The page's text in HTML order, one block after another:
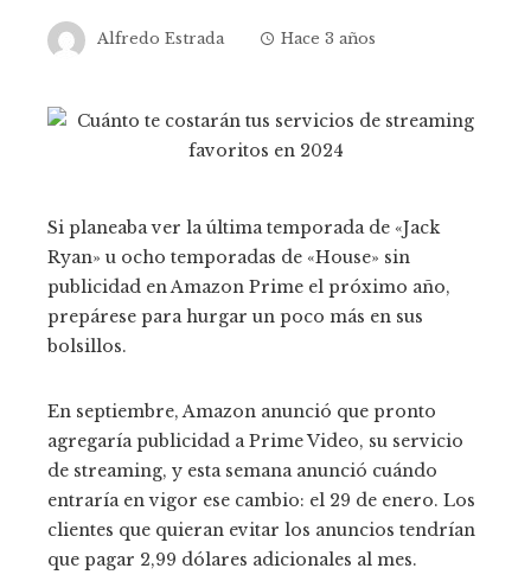
Alfredo Estrada Hace 3 años
Si planeaba ver la última temporada de «Jack
Ryan» u ocho temporadas de «House» sin
publicidad en Amazon Prime el próximo año,
prepárese para hurgar un poco más en sus
bolsillos.
En septiembre, Amazon anunció que pronto
agregaría publicidad a Prime Video, su servicio
de streaming, y esta semana anunció cuándo
entraría en vigor ese cambio: el 29 de enero. Los
clientes que quieran evitar los anuncios tendrían
que pagar 2,99 dólares adicionales al mes.